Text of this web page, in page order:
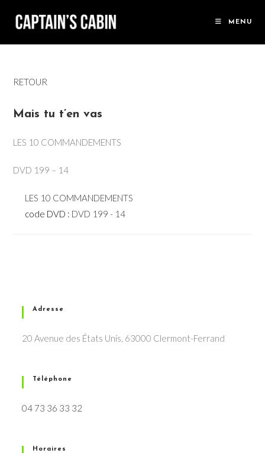
MENU
RETOUR
Mais tu t’en vas
LES 10 COMMANDEMENTS
DVD 199 – 14
LES 10 COMMANDEMENTS
code DVD : DVD 199 - 14
Adresse
20 Avenue des États Unis, 63000 Clermont-Ferrand
Téléphone
04 73 36 33 32
Horaires